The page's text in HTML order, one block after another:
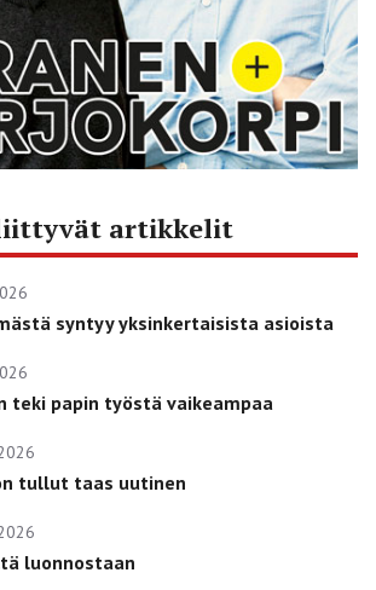
liittyvät artikkelit
syntyy yksinkertaisista asioista
teki papin työstä vaikeampaa
tullut taas uutinen
luonnostaan